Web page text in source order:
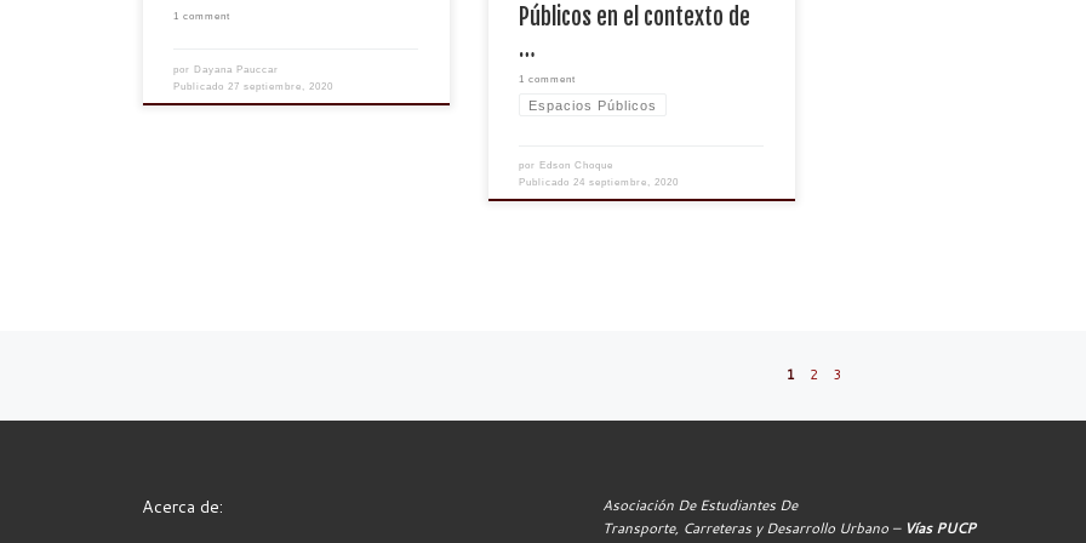
1 comment
porDayana Pauccar
Publicado27 septiembre, 2020
Públicos en el contexto de
…
1 comment
Espacios Públicos
por Edson Choque
Publicado24 septiembre, 2020
1 2 3
Acerca de:
Asociación De Estudiantes De
Transporte, Carreteras y Desarrollo Urbano – Vías PUCP